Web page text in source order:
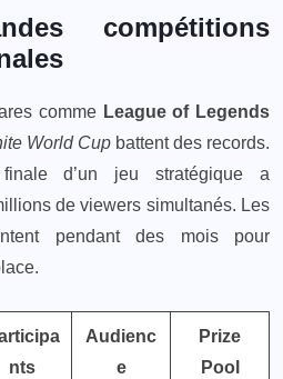
compétitions
comme League of Legends
World Cup battent des records.
d’un jeu stratégique a
de viewers simultanés. Les
pendant des mois pour
nts
Audienc
e
Prize
Pool